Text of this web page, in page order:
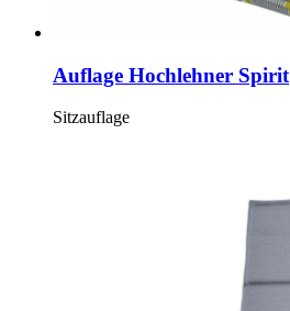
Auflage Hochlehner Spirit
Sitzauflage